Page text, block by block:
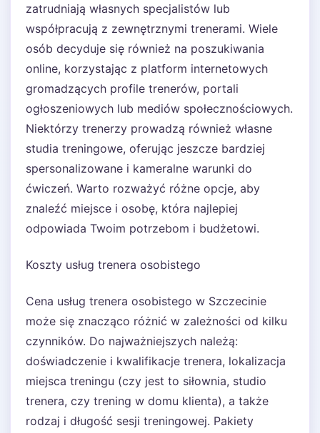
zatrudniają własnych specjalistów lub
współpracują z zewnętrznymi trenerami. Wiele
osób decyduje się również na poszukiwania
online, korzystając z platform internetowych
gromadzących profile trenerów, portali
ogłoszeniowych lub mediów społecznościowych.
Niektórzy trenerzy prowadzą również własne
studia treningowe, oferując jeszcze bardziej
spersonalizowane i kameralne warunki do
ćwiczeń. Warto rozważyć różne opcje, aby
znaleźć miejsce i osobę, która najlepiej
odpowiada Twoim potrzebom i budżetowi.
Koszty usług trenera osobistego
Cena usług trenera osobistego w Szczecinie
może się znacząco różnić w zależności od kilku
czynników. Do najważniejszych należą:
doświadczenie i kwalifikacje trenera, lokalizacja
miejsca treningu (czy jest to siłownia, studio
trenera, czy trening w domu klienta), a także
rodzaj i długość sesji treningowej. Pakiety